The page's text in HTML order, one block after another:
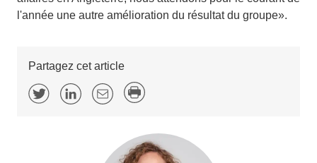
l'année une autre amélioration du résultat du groupe».
Partagez cet article